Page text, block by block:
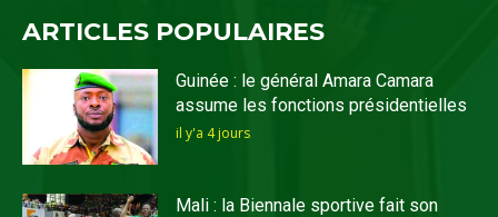
ARTICLES POPULAIRES
Guinée : le général Amara Camara
assume les fonctions présidentielles
il y'a 4 jours
Mali : la Biennale sportive fait son